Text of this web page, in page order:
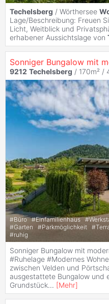
Techelsberg / Wörthersee
Lage/Beschreibung: Freuen
Licht, Weitblick und
erhabener Aussichtslage von
9212 Techelsberg / 170m² /
#Büro #Einfamilienhaus #
#Garten #Parkmöglichkeit #
#ruhig
Sonniger Bungalow mit
#Ruhelage #Modernes
zwischen Velden und
ausgestattete Bungalow und
Grundstück... [Mehr]